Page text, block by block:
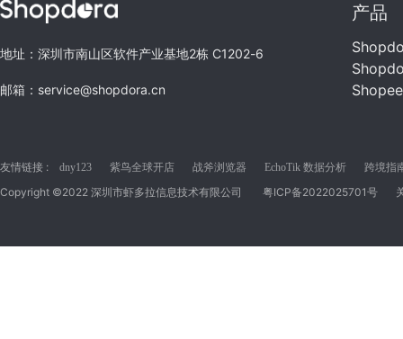
地址：深圳市南山区软件产业基地2栋 C1202-6
邮箱：service@shopdora.cn
产品
友情链接 : dny123 紫鸟全球开店 战斧浏览器 EchoTik 数据分析 跨境指
Copyright ©2022 深圳市虾多拉信息技术有限公司 粤ICP备2022025701号